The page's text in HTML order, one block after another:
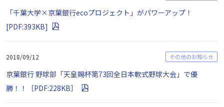
「千葉大学×京葉銀行ecoプロジェクト」がパワーアップ！
[PDF:393KB]
2018/09/12 その他のお知らせ
京葉銀行 野球部「天皇賜杯第73回全日本軟式野球大会」で優
勝！！［PDF:228KB］